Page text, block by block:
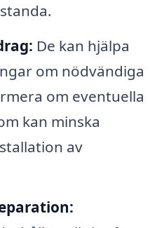
De kan hjälpa
om nödvändiga
om eventuella
kan minska
av